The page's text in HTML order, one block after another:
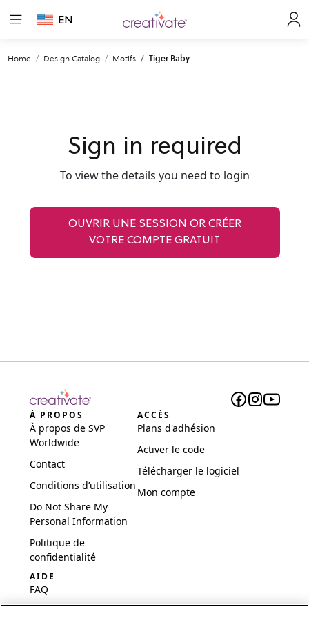
EN
Home Design Catalog Motifs Tiger Baby
Sign in required
To view the details you need to login
OUVRIR UNE SESSION OR CRÉER
VOTRE COMPTE GRATUIT
À PROPOS
À propos de SVP
Worldwide
Contact
Conditions d’utilisation
Do Not Share My
Personal Information
Politique de
confidentialité
ACCÈS
Plans d'adhésion
Activer le code
Télécharger le logiciel
Mon compte
AIDE
FAQ